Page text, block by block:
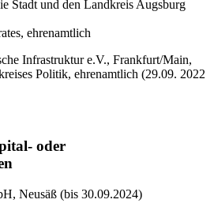
Stadt und den Landkreis Augsburg
ehrenamtlich
Infrastruktur e.V., Frankfurt/Main,
Politik, ehrenamtlich (29.09. 2022
oder
Neusäß (bis 30.09.2024)